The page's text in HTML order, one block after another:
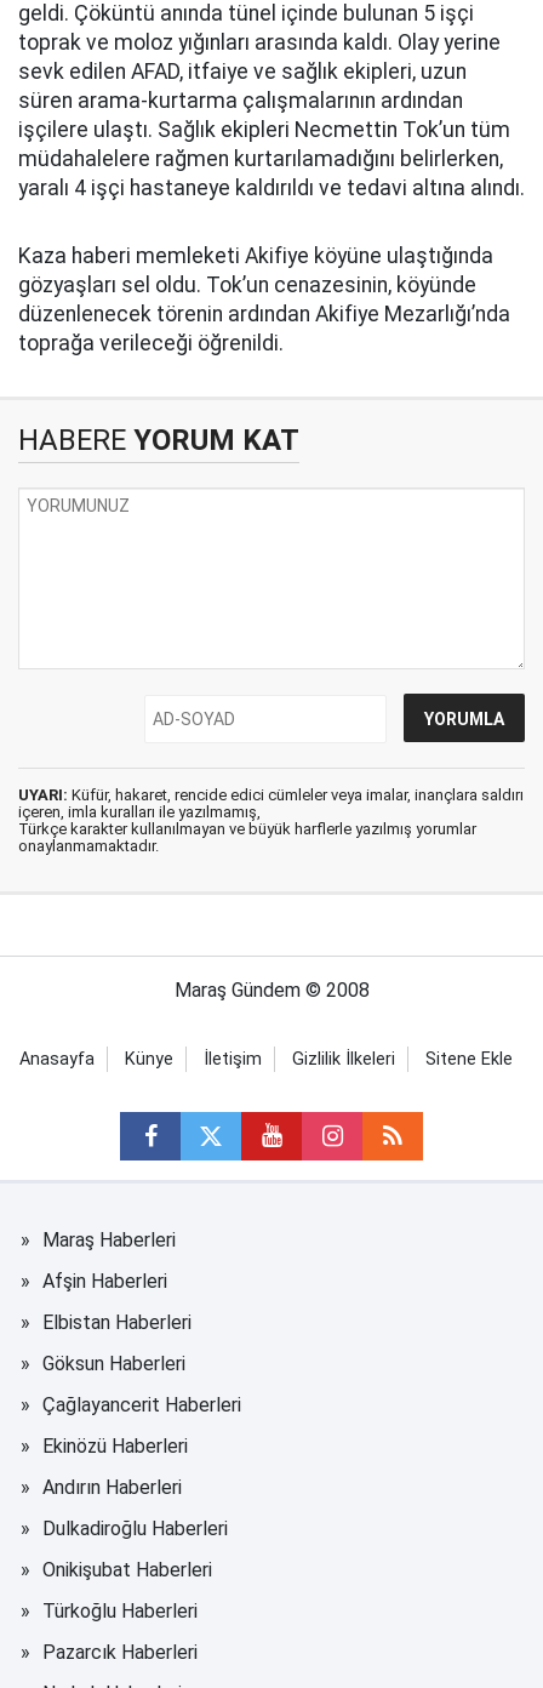
geldi. Çöküntü anında tünel içinde bulunan 5 işçi
toprak ve moloz yığınları arasında kaldı. Olay yerine
sevk edilen AFAD, itfaiye ve sağlık ekipleri, uzun
süren arama-kurtarma çalışmalarının ardından
işçilere ulaştı. Sağlık ekipleri Necmettin Tok’un tüm
müdahalelere rağmen kurtarılamadığını belirlerken,
yaralı 4 işçi hastaneye kaldırıldı ve tedavi altına alındı.
Kaza haberi memleketi Akifiye köyüne ulaştığında
gözyaşları sel oldu. Tok’un cenazesinin, köyünde
düzenlenecek törenin ardından Akifiye Mezarlığı’nda
toprağa verileceği öğrenildi.
HABERE YORUM KAT
UYARI: Küfür, hakaret, rencide edici cümleler veya imalar, inançlara saldırı
içeren, imla kuralları ile yazılmamış,
Türkçe karakter kullanılmayan ve büyük harflerle yazılmış yorumlar
onaylanmamaktadır.
Maraş Gündem © 2008
Anasayfa Künye İletişim Gizlilik İlkeleri Sitene Ekle
Maraş Haberleri
Afşin Haberleri
Elbistan Haberleri
Göksun Haberleri
Çağlayancerit Haberleri
Ekinözü Haberleri
Andırın Haberleri
Dulkadiroğlu Haberleri
Onikişubat Haberleri
Türkoğlu Haberleri
Pazarcık Haberleri